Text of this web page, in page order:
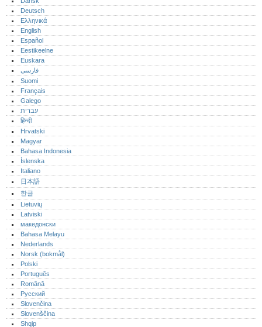
Deutsch
Ελληνικά
English
Español
Eestikeelne
Euskara
فارسی
Suomi
Français
Galego
עברית
हिन्दी
Hrvatski
Magyar
Bahasa Indonesia
Íslenska
Italiano
日本語
한글
Lietuvių
Latviski
македонски
Bahasa Melayu
Nederlands
Norsk (bokmål)‎
Polski
Português‎
Română
Русский
Slovenčina
Slovenščina
Shqip